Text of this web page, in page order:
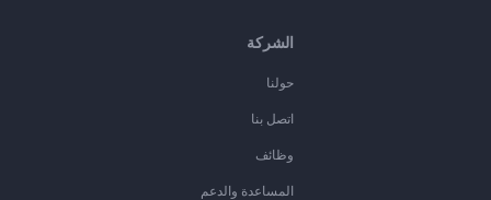
الشركة
حولنا
اتصل بنا
وظائف
المساعدة والدعم